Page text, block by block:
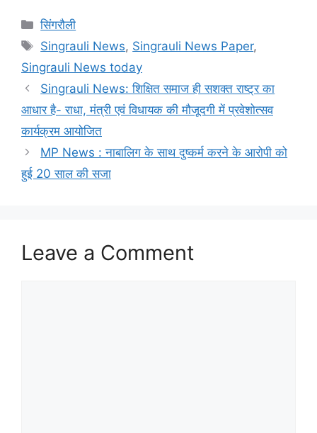
Categories
सिंगरौली
Tags
Singrauli News, Singrauli News Paper,
Singrauli News today
Singrauli News: शिक्षित समाज ही सशक्त राष्ट्र का
आधार है- राधा, मंत्री एवं विधायक की मौजूदगी में प्रवेशोत्सव
कार्यक्रम आयोजित
MP News : नाबालिग के साथ दुष्कर्म करने के आरोपी को
हुई 20 साल की सजा
Leave a Comment